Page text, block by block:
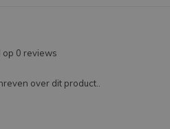
op 0 reviews
over dit product..